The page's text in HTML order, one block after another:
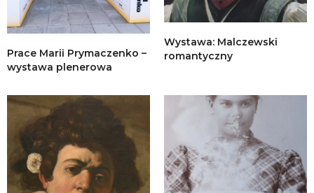
Prace Marii Prymaczenko –
wystawa plenerowa
Wystawa: Malczewski
romantyczny